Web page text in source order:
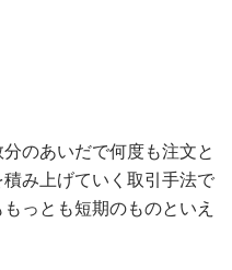
のあいだで何度も注文と
み上げていく取引手法で
っとも短期のものといえ